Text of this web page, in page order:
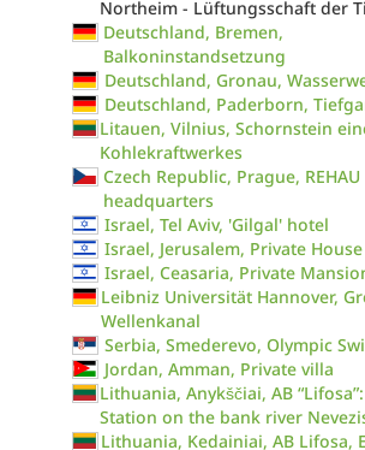
Northeim - Lüftungsschaft der
Deutschland, Bremen,
Balkoninstandsetzung
Deutschland, Gronau,
Deutschland, Paderborn,
Litauen, Vilnius, Schornstein
Kohlekraftwerkes
Czech Republic, Prague, REHAU
headquarters
Israel, Tel Aviv, 'Gilgal' hotel
Israel, Jerusalem, Private House
Israel, Ceasaria, Private
Leibniz Universität Hannover,
Wellenkanal
Serbia, Smederevo, Olympic
Jordan, Amman, Private villa
Lithuania, Anykščiai, AB
Station on the bank river
Lithuania, Kedainiai, AB Lifosa,